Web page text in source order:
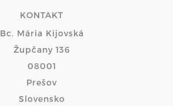
KONTAKT
Bc. Mária Kijovská
Župčany 136
08001
Prešov
Slovensko